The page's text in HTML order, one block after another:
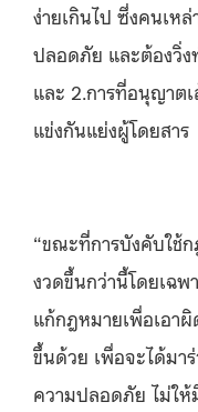
ง่ายเกินไป ซึ่งคนเห
ปลอดภัย และต้องวิ่ง
และ 2.การที่อนุญาต
แข่งกันแย่งผู้โดยสาร
“ขณะที่การบังคับใช้
งวดขึ้นกว่านี้โดยเฉ
แก้กฎหมายเพื่อเอาผิ
ขึ้นด้วย เพื่อจะได้มา
ความปลอดภัย ไม่ให้